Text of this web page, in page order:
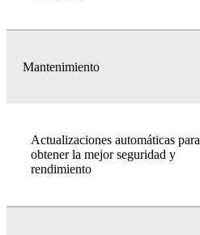
Mantenimiento
Actualizaciones automáticas para
obtener la mejor seguridad y
rendimiento